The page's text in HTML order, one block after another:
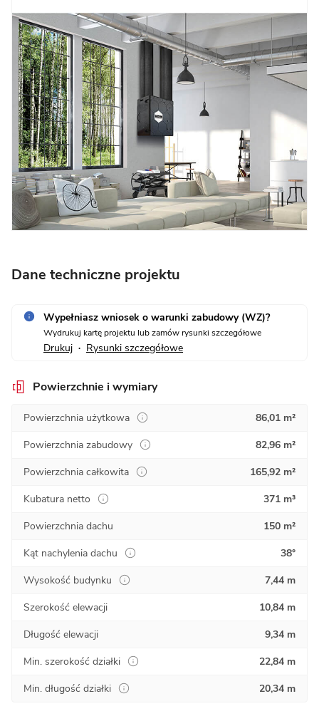
Dane techniczne projektu
Wypełniasz wniosek o warunki zabudowy (WZ)?
Wydrukuj kartę projektu lub zamów rysunki szczegółowe
Drukuj • Rysunki szczegółowe
Powierzchnie i wymiary
Powierzchnia użytkowa
86,01 m²
Powierzchnia zabudowy
82,96 m²
Powierzchnia całkowita
165,92 m²
Kubatura netto
371 m³
Powierzchnia dachu
150 m²
Kąt nachylenia dachu
38°
Wysokość budynku
7,44 m
Szerokość elewacji
10,84 m
Długość elewacji
9,34 m
Min. szerokość działki
22,84 m
Min. długość działki
20,34 m